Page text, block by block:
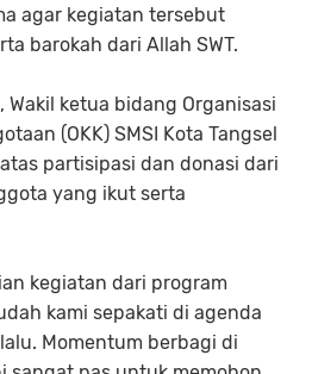
agar kegiatan tersebut
barokah dari Allah SWT.
ketua bidang Organisasi
(OKK) SMSI Kota Tangsel
partisipasi dan donasi dari
yang ikut serta
kegiatan dari program
kami sepakati di agenda
Momentum berbagi di